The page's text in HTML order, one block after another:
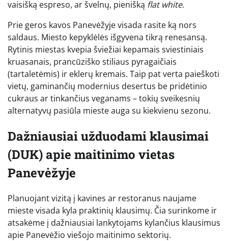
vaisišką espreso, ar švelnų, pienišką flat white.
Prie geros kavos Panevėžyje visada rasite ką nors
saldaus. Miesto kepyklėlės išgyvena tikrą renesansą.
Rytinis miestas kvepia šviežiai kepamais sviestiniais
kruasanais, prancūziško stiliaus pyragaičiais
(tartaletėmis) ir eklerų kremais. Taip pat verta paieškoti
vietų, gaminančių modernius desertus be pridėtinio
cukraus ar tinkančius veganams – tokių sveikesnių
alternatyvų pasiūla mieste auga su kiekvienu sezonu.
Dažniausiai užduodami klausimai
(DUK) apie maitinimo vietas
Panevėžyje
Planuojant vizitą į kavines ar restoranus naujame
mieste visada kyla praktinių klausimų. Čia surinkome ir
atsakėme į dažniausiai lankytojams kylančius klausimus
apie Panevėžio viešojo maitinimo sektorių.